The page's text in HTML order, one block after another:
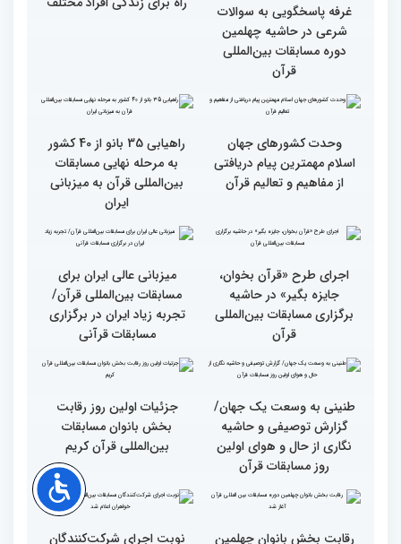
نهایی جشنواره تلاوت‌های
تقلیدی در بخش غیر
حضوری اعلام می‌شود
غیبی موثر بر زندگی افراد
غرفه پاسخگویی به سوالات
شرعی در حاشیه چهلمین
دوره مسابقات بین‌المللی
انس با قرآن بهترین نقشه
راه برای زندگی افراد مختلف
وحدت کشورهای جهان
اسلام مهمترین پیام دریافتی
از مفاهیم و تعالیم قرآن
راهیابی 35 بانو از 40 کشور
به مرحله نهایی مسابقات
بین‌المللی قرآن به میزبانی
ایران
اجرای طرح «قرآن بخوان،
جایزه بگیر» در حاشیه
برگزاری مسابقات بین‌المللی
قرآن
میزبانی عالی ایران برای
مسابقات بین‌المللی قرآن/
تجربه زیاد ایران در برگزاری
مسابقات قرآنی